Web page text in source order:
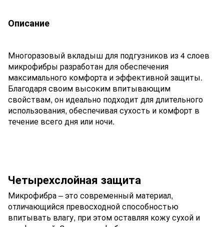
Описание
Многоразовый вкладыш для подгузников из 4 слоев
микрофибры разработан для обеспечения
максимального комфорта и эффективной защиты.
Благодаря своим высоким впитывающим
свойствам, он идеально подходит для длительного
использования, обеспечивая сухость и комфорт в
течение всего дня или ночи.
Четырехслойная защита
Микрофибра – это современный материал,
отличающийся превосходной способностью
впитывать влагу, при этом оставляя кожу сухой и